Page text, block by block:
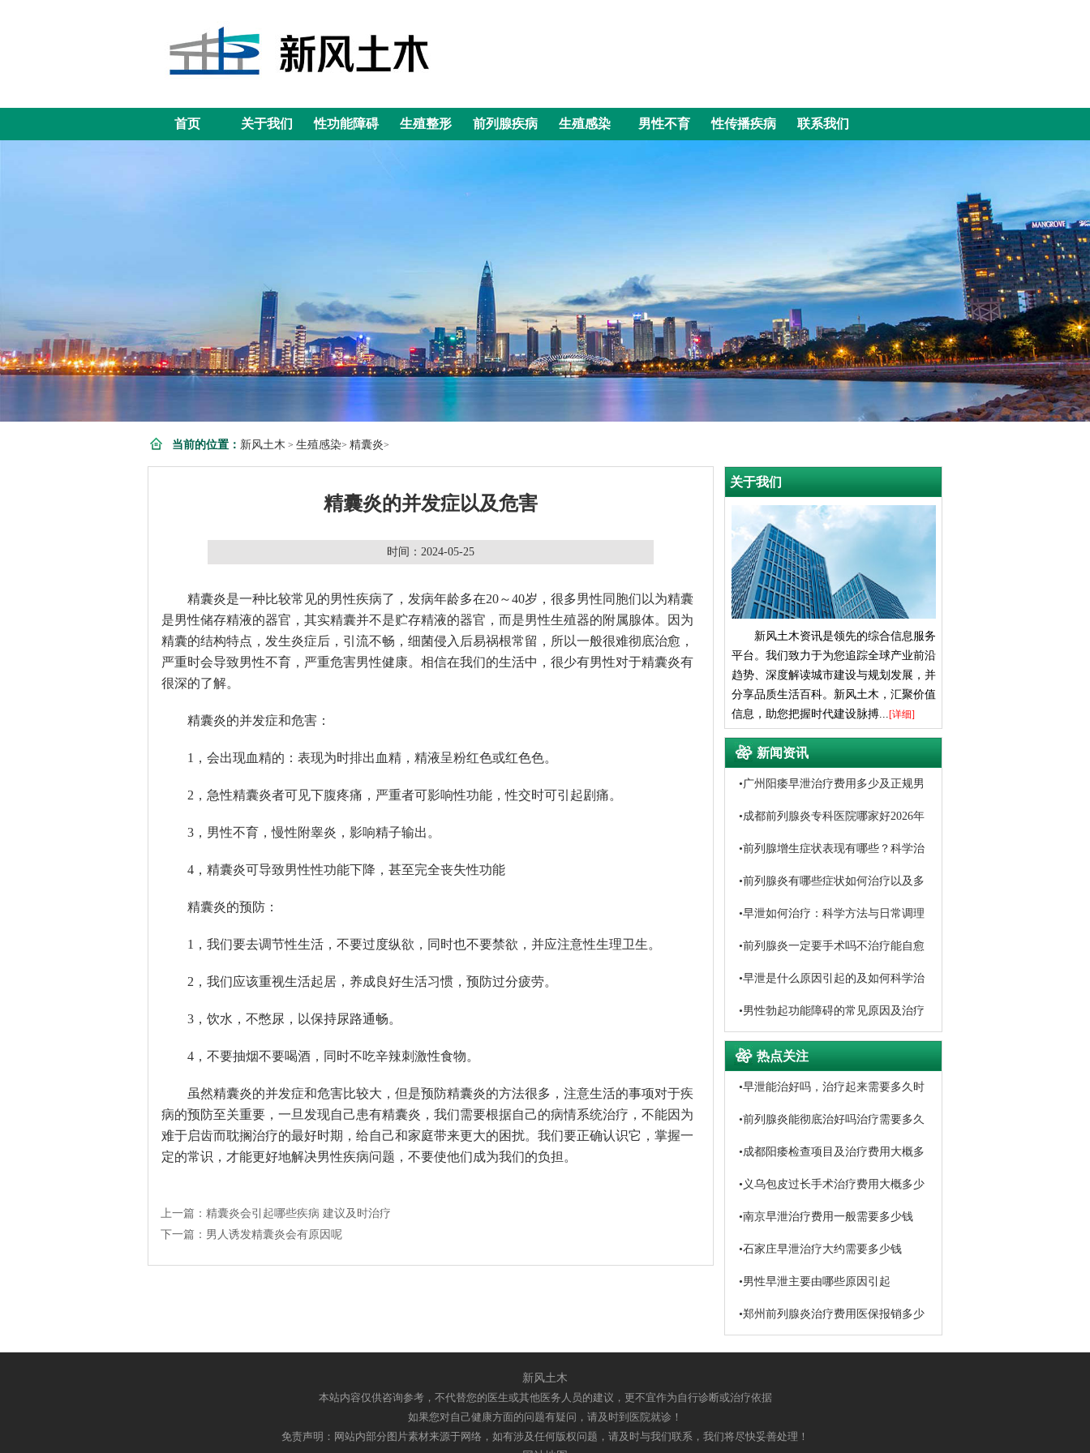
首页 关于我们 性功能障碍 生殖整形 前列腺疾病 生殖感染 男性不育 性传播疾病 联系我们
当前的位置： 新风土木 > 生殖感染> 精囊炎>
精囊炎的并发症以及危害
时间：2024-05-25
精囊炎是一种比较常见的男性疾病了，发病年龄多在20～40岁，很多男性同胞们以为精囊
是男性储存精液的器官，其实精囊并不是贮存精液的器官，而是男性生殖器的附属腺体。因为
精囊的结构特点，发生炎症后，引流不畅，细菌侵入后易祸根常留，所以一般很难彻底治愈，
严重时会导致男性不育，严重危害男性健康。相信在我们的生活中，很少有男性对于精囊炎有
很深的了解。
精囊炎的并发症和危害：
1，会出现血精的：表现为时排出血精，精液呈粉红色或红色色。
2，急性精囊炎者可见下腹疼痛，严重者可影响性功能，性交时可引起剧痛。
3，男性不育，慢性附睾炎，影响精子输出。
4，精囊炎可导致男性性功能下降，甚至完全丧失性功能
精囊炎的预防：
1，我们要去调节性生活，不要过度纵欲，同时也不要禁欲，并应注意性生理卫生。
2，我们应该重视生活起居，养成良好生活习惯，预防过分疲劳。
3，饮水，不憋尿，以保持尿路通畅。
4，不要抽烟不要喝酒，同时不吃辛辣刺激性食物。
虽然精囊炎的并发症和危害比较大，但是预防精囊炎的方法很多，注意生活的事项对于疾
病的预防至关重要，一旦发现自己患有精囊炎，我们需要根据自己的病情系统治疗，不能因为
难于启齿而耽搁治疗的最好时期，给自己和家庭带来更大的困扰。我们要正确认识它，掌握一
定的常识，才能更好地解决男性疾病问题，不要使他们成为我们的负担。
上一篇： 精囊炎会引起哪些疾病 建议及时治疗
下一篇： 男人诱发精囊炎会有原因呢
关于我们
新风土木资讯是领先的综合信息服务
平台。我们致力于为您追踪全球产业前沿
趋势、深度解读城市建设与规划发展，并
分享品质生活百科。新风土木，汇聚价值
信息，助您把握时代建设脉搏... [详细]
新闻资讯
• 广州阳痿早泄治疗费用多少及正规男
•成都前列腺炎专科医院哪家好2026年
•前列腺增生症状表现有哪些？科学治
•前列腺炎有哪些症状如何治疗以及多
•早泄如何治疗：科学方法与日常调理
•前列腺炎一定要手术吗不治疗能自愈
•早泄是什么原因引起的及如何科学治
•男性勃起功能障碍的常见原因及治疗
方法
热点关注
•早泄能治好吗，治疗起来需要多久时
•前列腺炎能彻底治好吗治疗需要多久
•成都阳痿检查项目及治疗费用大概多
• 义乌包皮过长手术治疗费用大概多少
•南京早泄治疗费用一般需要多少钱
•石家庄早泄治疗大约需要多少钱
•男性早泄主要由哪些原因引起
•郑州前列腺炎治疗费用医保报销多少
新风土木
本站内容仅供咨询参考，不代替您的医生或其他医务人员的建议，更不宜作为自行诊断或治疗依据
如果您对自己健康方面的问题有疑问，请及时到医院就诊！
免责声明：网站内部分图片素材来源于网络，如有涉及任何版权问题，请及时与我们联系，我们将尽快妥善处理！